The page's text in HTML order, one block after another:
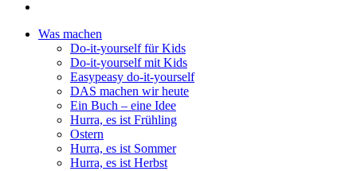
Was machen
Do-it-yourself für Kids
Do-it-yourself mit Kids
Easypeasy do-it-yourself
DAS machen wir heute
Ein Buch – eine Idee
Hurra, es ist Frühling
Ostern
Hurra, es ist Sommer
Hurra, es ist Herbst